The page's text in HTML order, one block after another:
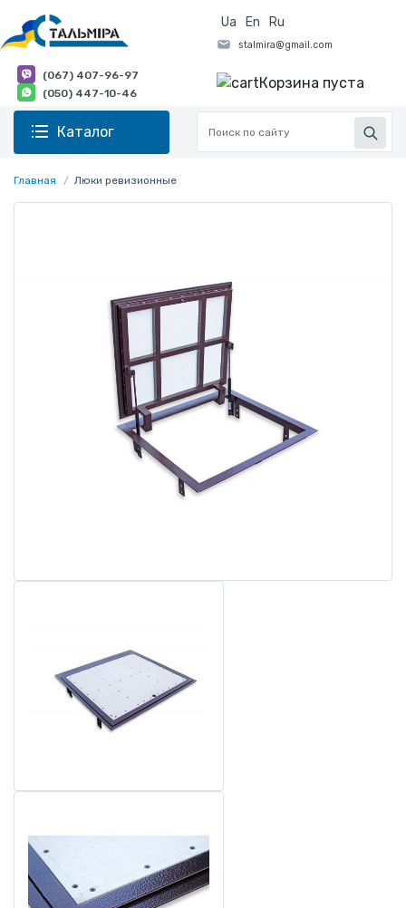
Ua En Ru
(067) 407-96-97
(050) 447-10-46
Корзина пуста
Каталог
Главная Люки ревизионные